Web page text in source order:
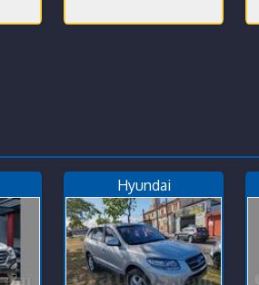
Hyundai